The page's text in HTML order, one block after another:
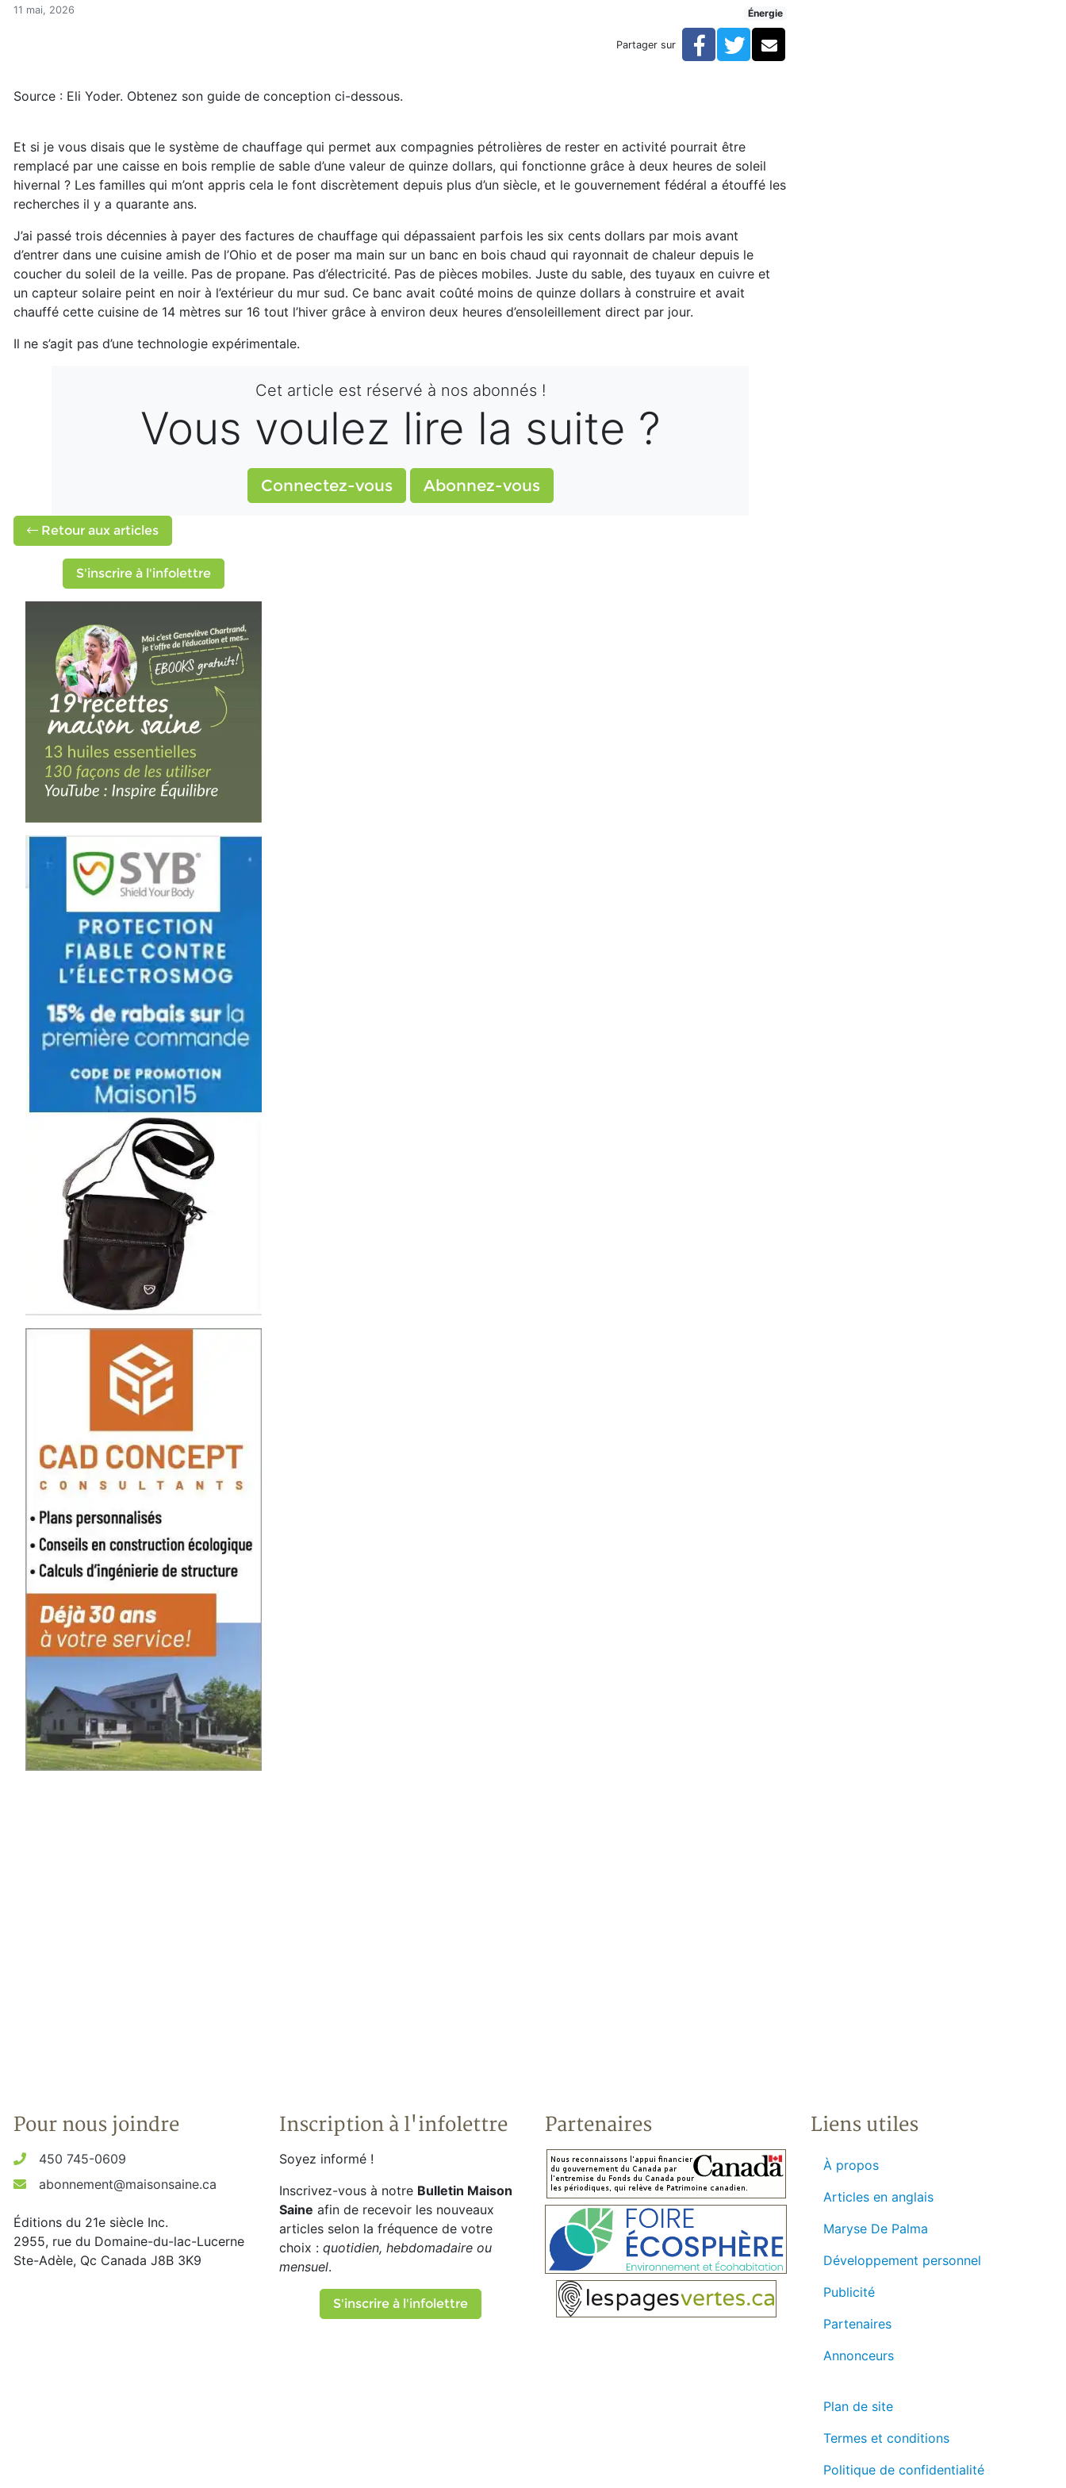
Accueil
Le chauffage solaire passif des Amish (réservé)
Le chauffage solaire passif des Amish (réservé)
11 mai, 2026 Énergie
Partager sur Facebook
TwitterCourriel
Source : Eli Yoder. Obtenez son guide de conception ci-dessous.
Et si je vous disais que le système de chauffage qui permet aux compagnies pétrolières de rester en activité pourrait être
remplacé par une caisse en bois remplie de sable d’une valeur de quinze dollars, qui fonctionne grâce à deux heures de soleil
hivernal ? Les familles qui m’ont appris cela le font discrètement depuis plus d’un siècle, et le gouvernement fédéral a étouffé les
recherches il y a quarante ans.
J’ai passé trois décennies à payer des factures de chauffage qui dépassaient parfois les six cents dollars par mois avant
d’entrer dans une cuisine amish de l’Ohio et de poser ma main sur un banc en bois chaud qui rayonnait de chaleur depuis le
coucher du soleil de la veille. Pas de propane. Pas d’électricité. Pas de pièces mobiles. Juste du sable, des tuyaux en cuivre et
un capteur solaire peint en noir à l’extérieur du mur sud. Ce banc avait coûté moins de quinze dollars à construire et avait
chauffé cette cuisine de 14 mètres sur 16 tout l’hiver grâce à environ deux heures d’ensoleillement direct par jour.
Il ne s’agit pas d’une technologie expérimentale.
Cet article est réservé à nos abonnés !
Vous voulez lire la suite ?
Connectez-vous Abonnez-vous
Retour aux articles
S'inscrire à l'infolettre
Pour nous joindre
450 745-0609
abonnement@maisonsaine.ca
Éditions du 21e siècle Inc.
2955, rue du Domaine-du-lac-Lucerne
Ste-Adèle, Qc Canada J8B 3K9
Inscription à l'infolettre
Soyez informé !
Inscrivez-vous à notre Bulletin Maison
Saine afin de recevoir les nouveaux
articles selon la fréquence de votre
choix : quotidien, hebdomadaire ou
mensuel.
S'inscrire à l'infolettre
Partenaires Liens utiles
À propos
Articles en anglais
Maryse De Palma
Développement personnel
Publicité
Partenaires
Annonceurs
Plan de site
Termes et conditions
Politique de confidentialité